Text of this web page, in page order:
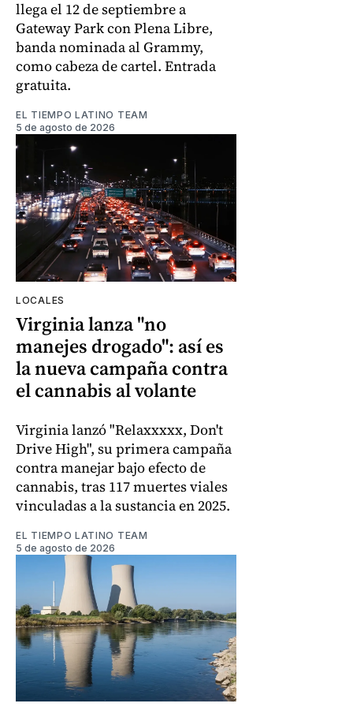
llega el 12 de septiembre a
Gateway Park con Plena Libre,
banda nominada al Grammy,
como cabeza de cartel. Entrada
gratuita.
EL TIEMPO LATINO TEAM
5 de agosto de 2026
LOCALES
Virginia lanza "no
manejes drogado": así es
la nueva campaña contra
el cannabis al volante
Virginia lanzó "Relaxxxxx, Don't
Drive High", su primera campaña
contra manejar bajo efecto de
cannabis, tras 117 muertes viales
vinculadas a la sustancia en 2025.
EL TIEMPO LATINO TEAM
5 de agosto de 2026